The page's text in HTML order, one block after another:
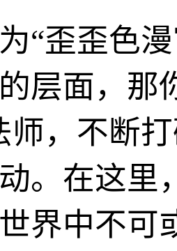
“歪歪色
层面，那
师，不断
。在这里
界中不可